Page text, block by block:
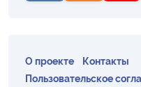
О проекте
Контакты
Пользовательское